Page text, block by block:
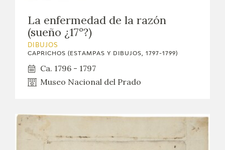
La enfermedad de la razón
(sueño ¿17º?)
DIBUJOS
CAPRICHOS (ESTAMPAS Y DIBUJOS, 1797-1799)
Ca. 1796 - 1797
Museo Nacional del Prado